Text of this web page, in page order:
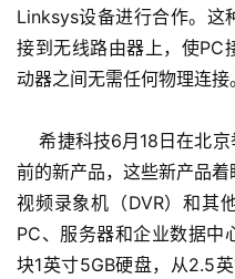
Linksys设备进行合作。这
接到无线路由器上，使PC
动器之间无需任何物理连接。
希捷科技6月18日在北京
前的新产品，这些新产品
视频录象机（DVR）和其
PC、服务器和企业数据中
块1英寸5GB硬盘，从2.5